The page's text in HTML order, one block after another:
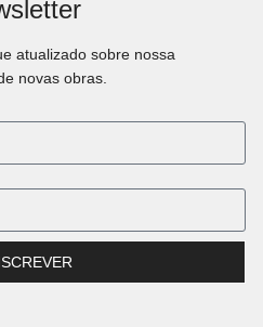
atualizado sobre nossa
novas obras.